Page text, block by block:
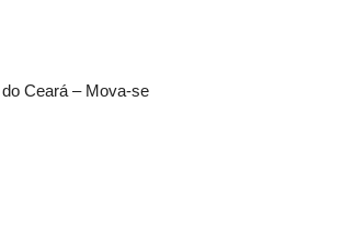
Ceará – Mova-se